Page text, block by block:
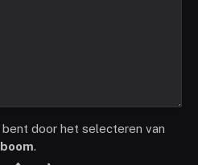
door het selecteren van
boom.